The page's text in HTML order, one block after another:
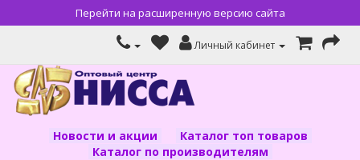
Перейти на расширенную версию сайта
Личный кабинет
Новости и акции
Каталог топ товаров
Каталог по производителям